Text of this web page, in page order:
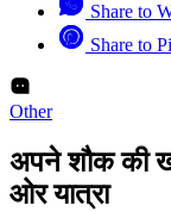
Share to
Share to
Other
अपने शौक की
ओर यात्रा